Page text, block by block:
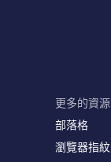
更多的資源
部落格
瀏覽器指紋